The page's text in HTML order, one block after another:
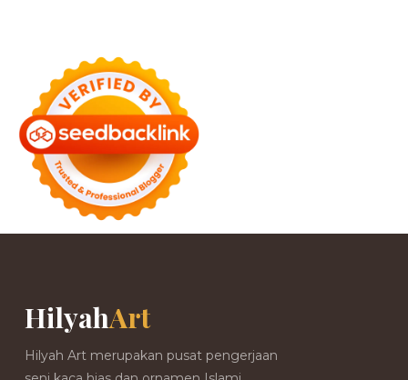
HilyahArt
Hilyah Art merupakan pusat pengerjaan